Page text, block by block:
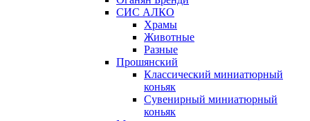
СИС АЛКО
Храмы
Животные
Разные
Прошянский
Классический миниатюрный
коньяк
Сувенирный миниатюрный
коньяк